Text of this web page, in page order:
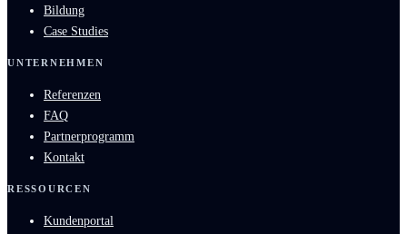
Bildung
Case Studies
UNTERNEHMEN
Referenzen
FAQ
Partnerprogramm
Kontakt
RESSOURCEN
Kundenportal